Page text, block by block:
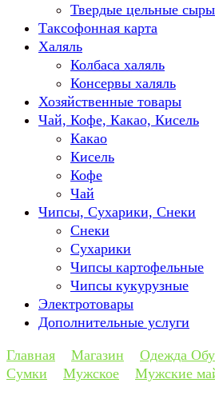
Твердые цельные сыры
Таксофонная карта
Халяль
Колбаса халяль
Консервы халяль
Хозяйственные товары
Чай, Кофе, Какао, Кисель
Какао
Кисель
Кофе
Чай
Чипсы, Сухарики, Снеки
Снеки
Сухарики
Чипсы картофельные
Чипсы кукурузные
Электротовары
Дополнительные услуги
Главная Магазин
Одежда
Сумки
Мужское Мужские